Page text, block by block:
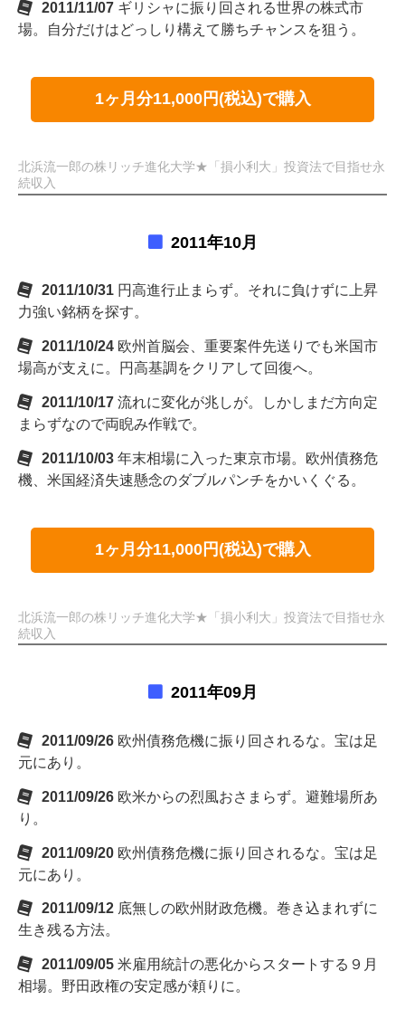
2011/11/07 ギリシャに振り回される世界の株式市
場。自分だけはどっしり構えて勝ちチャンスを狙う。
1ヶ月分11,000円(税込)で購入
北浜流一郎の株リッチ進化大学★「損小利大」投資法で目指せ永
続収入
2011年10月
2011/10/31 円高進行止まらず。それに負けずに上昇
力強い銘柄を探す。
2011/10/24 欧州首脳会、重要案件先送りでも米国市
場高が支えに。円高基調をクリアして回復へ。
2011/10/17 流れに変化が兆しが。しかしまだ方向定
まらずなので両睨み作戦で。
2011/10/03 年末相場に入った東京市場。欧州債務危
機、米国経済失速懸念のダブルパンチをかいくぐる。
1ヶ月分11,000円(税込)で購入
北浜流一郎の株リッチ進化大学★「損小利大」投資法で目指せ永
続収入
2011年09月
2011/09/26 欧州債務危機に振り回されるな。宝は足
元にあり。
2011/09/26 欧米からの烈風おさまらず。避難場所あ
り。
2011/09/20 欧州債務危機に振り回されるな。宝は足
元にあり。
2011/09/12 底無しの欧州財政危機。巻き込まれずに
生き残る方法。
2011/09/05 米雇用統計の悪化からスタートする９月
相場。野田政権の安定感が頼りに。